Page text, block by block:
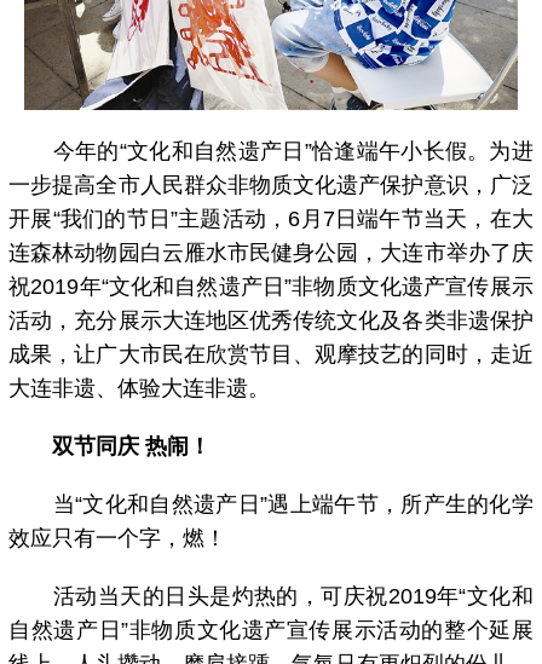
今年的“文化和自然遗产日”恰逢端午小长假。为进
一步提高全市人民群众非物质文化遗产保护意识，广泛
开展“我们的节日”主题活动，6月7日端午节当天，在大
连森林动物园白云雁水市民健身公园，大连市举办了庆
祝2019年“文化和自然遗产日”非物质文化遗产宣传展示
活动，充分展示大连地区优秀传统文化及各类非遗保护
成果，让广大市民在欣赏节目、观摩技艺的同时，走近
大连非遗、体验大连非遗。
双节同庆 热闹！
当“文化和自然遗产日”遇上端午节，所产生的化学
效应只有一个字，燃！
活动当天的日头是灼热的，可庆祝2019年“文化和
自然遗产日”非物质文化遗产宣传展示活动的整个延展